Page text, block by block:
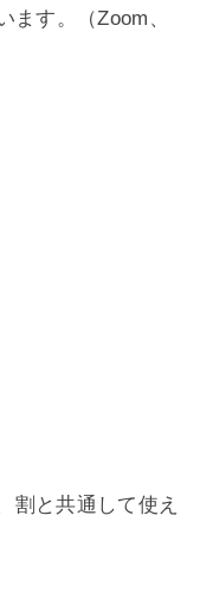
す。（Zoom、
割と共通して使え